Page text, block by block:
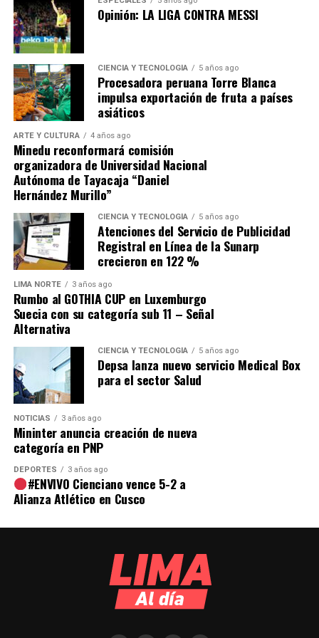
El anuncio también generó dudas sobre su viabilidad
financiera. Un análisis de Credicorp Capital alertó que el
conjunto de promesas del nuevo gobierno, entre ellas el
plan ferroviario, podría representar un impacto
superior a tres puntos del PBI en los próximos años, en
momentos en que las cuentas públicas ya enfrentan
presiones por el mayor gasto corriente. Para la firma,
«hay que abordarlas de manera significativa para
evitar que haya un deterioro importante de las
finanzas públicas»en la próxima década.
Comparte esto:
Opinión: LA LIGA CONTRA MESSI
CIENCIA Y TECNOLOGÍA 5 años ago
Procesadora peruana Torre Blanca
impulsa exportación de fruta a países
asiáticos
ARTE Y CULTURA 4 años ago
Minedu reconformará comisión
organizadora de Universidad Nacional
Autónoma de Tayacaja “Daniel
Hernández Murillo”
CIENCIA Y TECNOLOGÍA 5 años ago
Atenciones del Servicio de Publicidad
Registral en Línea de la Sunarp
crecieron en 122 %
LIMA NORTE 3 años ago
Rumbo al GOTHIA CUP en Luxemburgo
Suecia con su categoría sub 11 – Señal
Alternativa
CIENCIA Y TECNOLOGÍA 5 años ago
Depsa lanza nuevo servicio Medical Box
para el sector Salud
NOTICIAS 3 años ago
Mininter anuncia creación de nueva
categoría en PNP
DEPORTES 3 años ago
#ENVIVO Cienciano vence 5-2 a
Alianza Atlético en Cusco